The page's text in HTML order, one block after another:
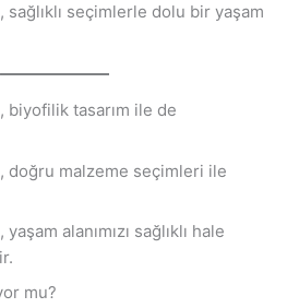
sağlıklı seçimlerle dolu bir yaşam
biyofilik tasarım ile de
doğru malzeme seçimleri ile
alanımızı sağlıklı hale
mu?